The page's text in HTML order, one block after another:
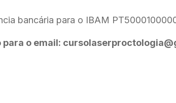
bancária para o IBAM
para o email: